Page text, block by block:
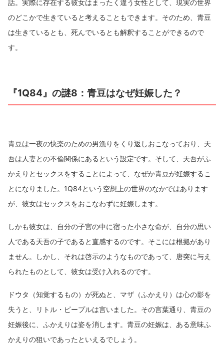
話。実際に存在する彼女はまったく違う女性として、現実の世界
のどこかで生きていると考えることもできます。そのため、青豆
は生きているとも、死んでいるとも解釈することができるので
す。
『1Q84』の謎8：青豆はなぜ妊娠した？
青豆は一夜の快楽のための男漁りをくり返しおこなっており、天
吾は人妻との不倫関係にあるという設定です。そして、天吾がふ
かえりとセックスをすることによって、なぜか青豆が妊娠するこ
とになりました。1Q84という空想上の世界のなかではあります
が、彼女はセックスをおこなわずに妊娠します。
しかも彼女は、自分の子宮の中に宿った小さな命が、自分の思い
人である天吾の子であると直感するのです。そこには根拠があり
ません。しかし、それは啓示のようなものであって、唐突に与え
られたものとして、彼女は受け入れるのです。
ドウタ（知覚するもの）が死ぬと、マザ（ふかえり）は心の影を
失うと、リトル・ピープルは言いました。その言葉通り、青豆の
妊娠後に、ふかえりは姿を消します。青豆の妊娠は、ある意味ふ
かえりの狙いであったといえるでしょう。